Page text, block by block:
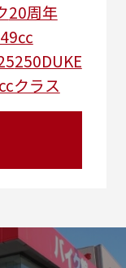
20周年
㏄
250DUKE
クラス
メリカン
ツアラー
2気筒
2輪